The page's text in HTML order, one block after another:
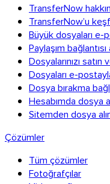
TransferNow
TransferNow’u
Büyük dosyaları e-
Paylaşım bağlantısı
Dosyalarınızı satın
Dosyaları e-
Dosya bırakma
Hesabımda dosya
Sitemden dosya
Çözümler
Tüm çözümler
Fotoğrafçılar